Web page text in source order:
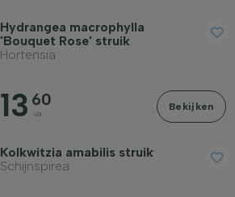
Hydrangea macrophylla
'Bouquet Rose' struik
Hortensia
13 60
va
Bekijken
Kolkwitzia amabilis struik
Schijnspirea